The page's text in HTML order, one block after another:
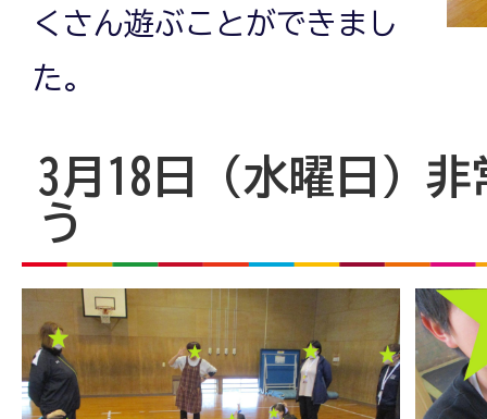
くさん遊ぶことができまし
た。
3月18日（水曜日）
う